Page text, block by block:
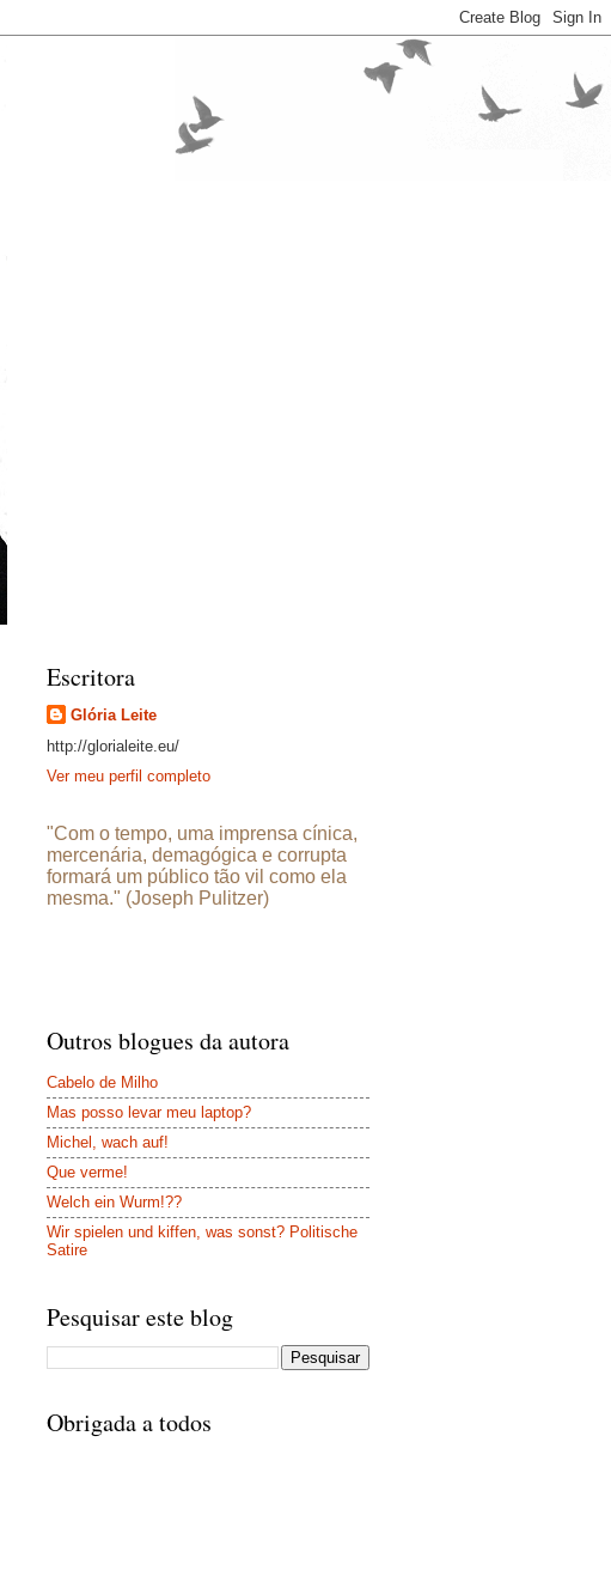
Escritora
Glória Leite
http://glorialeite.eu/
Ver meu perfil completo
"Com o tempo, uma imprensa cínica,
mercenária, demagógica e corrupta
formará um público tão vil como ela
mesma." (Joseph Pulitzer)
Outros blogues da autora
Cabelo de Milho
Mas posso levar meu laptop?
Michel, wach auf!
Que verme!
Welch ein Wurm!??
Wir spielen und kiffen, was sonst? Politische
Satire
Pesquisar este blog
Obrigada a todos